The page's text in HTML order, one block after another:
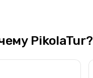
PikolaTur?